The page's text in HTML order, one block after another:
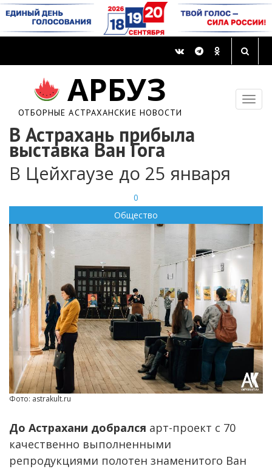
АРБУЗ
ОТБОРНЫЕ АСТРАХАНСКИЕ НОВОСТИ
В Астрахань прибыла
выставка Ван Гога
В Цейхгаузе до 25 января
0
Общество
Фото: astrakult.ru
До Астрахани добрался арт-проект с 70
качественно выполненными
репродукциями полотен знаменитого Ван